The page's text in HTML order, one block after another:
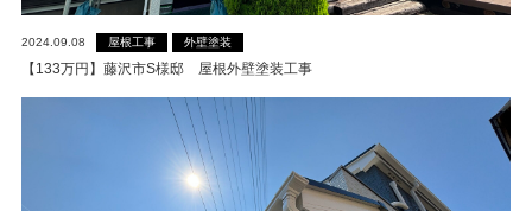
2024.09.08 屋根工事 外壁塗装
【133万円】藤沢市S様邸 屋根外壁塗装工事